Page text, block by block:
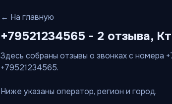
← На главную
+79521234565 - 2 отзыва,
Здесь собраны отзывы о звонках с номера
+79521234565.
Ниже указаны оператор, регион и город.